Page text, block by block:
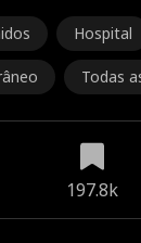
Hospital
Todas
197.8k